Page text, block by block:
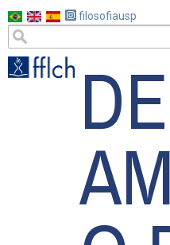
para
conteúdo
principal
filosofiausp